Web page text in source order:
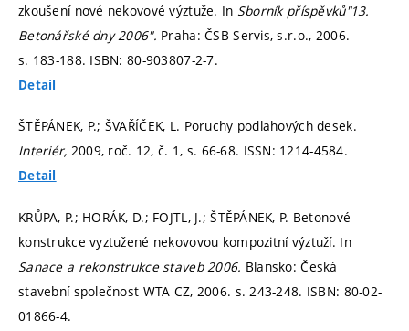
zkoušení nové nekovové výztuže. In Sborník příspěvků"13.
Betonářské dny 2006". Praha: ČSB Servis, s.r.o., 2006.
s. 183-188. ISBN: 80-903807-2-7.
Detail
ŠTĚPÁNEK, P.; ŠVAŘÍČEK, L. Poruchy podlahových desek.
Interiér, 2009, roč. 12, č. 1, s. 66-68. ISSN: 1214-4584.
Detail
KRŮPA, P.; HORÁK, D.; FOJTL, J.; ŠTĚPÁNEK, P. Betonové
konstrukce vyztužené nekovovou kompozitní výztuží. In
Sanace a rekonstrukce staveb 2006. Blansko: Česká
stavební společnost WTA CZ, 2006. s. 243-248. ISBN: 80-02-
01866-4.